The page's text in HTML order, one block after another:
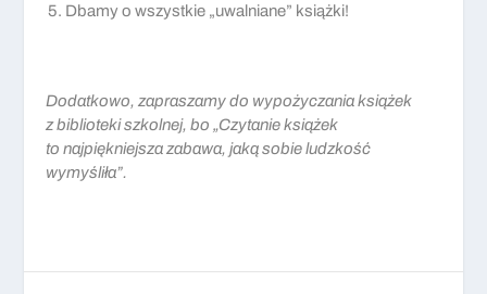
Dbamy o wszystkie „uwalniane” książki!
Dodatkowo, zapraszamy do wypożyczania książek
z biblioteki szkolnej, bo „Czytanie książek
to najpiękniejsza zabawa, jaką sobie ludzkość
wymyśliła”.